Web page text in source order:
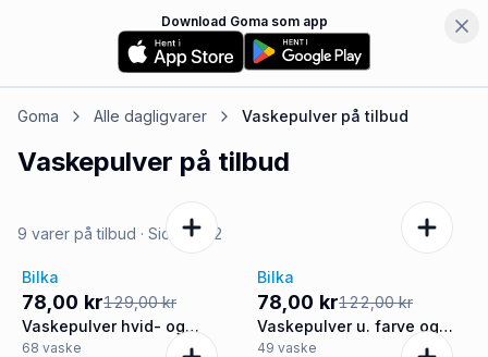
Download Goma som app
Goma Alle dagligvarer Vaskepulverpå tilbud
Vaskepulver på tilbud
9 varer på tilbud · Side1af 2
-40%
Bilka
78,00 kr129,00 kr
Vaskepulver hvid- og
kulørt vask
68 vaske
-36%
Bilka
78,00 kr122,00 kr
Vaskepulver u. farve og
parfume
49 vaske